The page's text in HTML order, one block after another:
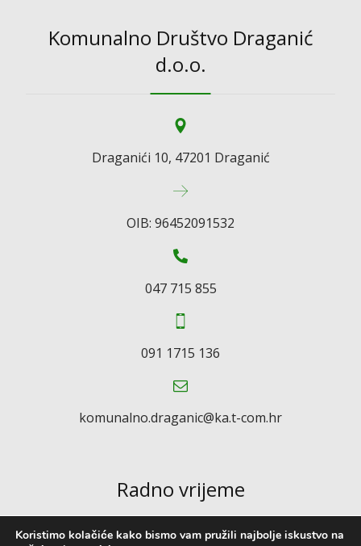
Komunalno Društvo Draganić
d.o.o.
Draganići 10, 47201 Draganić
OIB: 96452091532
047 715 855
091 1715 136
komunalno.draganic@ka.t-com.hr
Radno vrijeme
Koristimo kolačiće kako bismo vam pružili najbolje iskustvo na